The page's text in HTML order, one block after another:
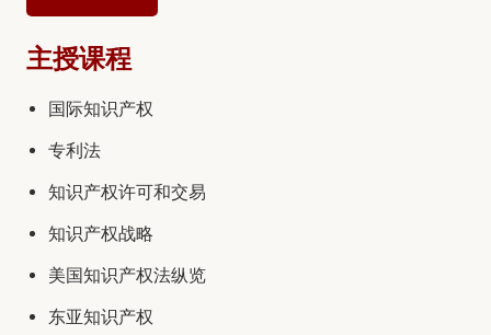
主授课程
国际知识产权
专利法
知识产权许可和交易
知识产权战略
美国知识产权法纵览
东亚知识产权